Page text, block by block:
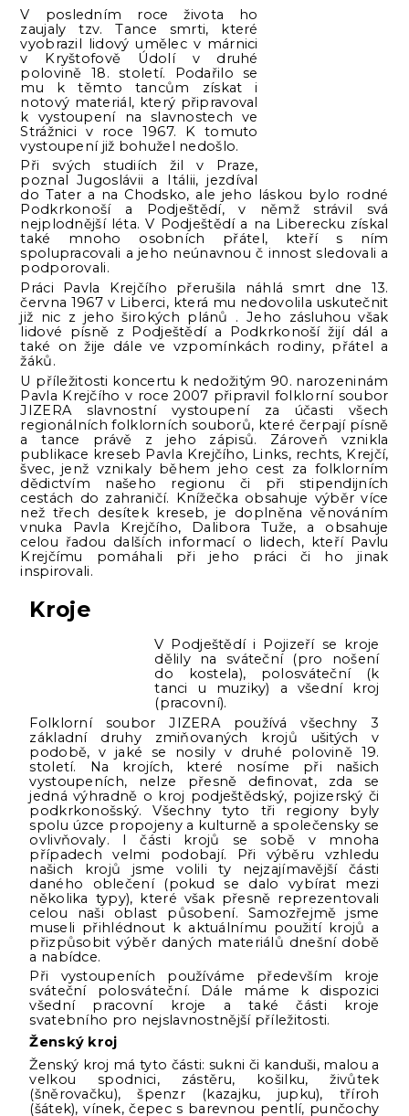
V posledním roce života ho
zaujaly tzv. Tance smrti, které
vyobrazil lidový umělec v márnici
v Kryštofově Údolí v druhé
polovině 18. století. Podařilo se
mu k těmto tancům získat i
notový materiál, který připravoval
k vystoupení na slavnostech ve
Strážnici v roce 1967. K tomuto
vystoupení již bohužel nedošlo.
Při svých studiích žil v Praze,
poznal Jugoslávii a Itálii, jezdíval
do Tater a na Chodsko, ale jeho láskou bylo rodné
Podkrkonoší a Podještědí, v němž strávil svá
nejplodnější léta. V Podještědí a na Liberecku získal
také mnoho osobních přátel, kteří s ním
spolupracovali a jeho neúnavnou č innost sledovali a
podporovali.
Práci Pavla Krejčího přerušila náhlá smrt dne 13.
června 1967 v Liberci, která mu nedovolila uskutečnit
již nic z jeho širokých plánů . Jeho zásluhou však
lidové písně z Podještědí a Podkrkonoší žijí dál a
také on žije dále ve vzpomínkách rodiny, přátel a
žáků.
U příležitosti koncertu k nedožitým 90. narozeninám
Pavla Krejčího v roce 2007 připravil folklorní soubor
JIZERA slavnostní vystoupení za účasti všech
regionálních folklorních souborů, které čerpají písně
a tance právě z jeho zápisů. Zároveň vznikla
publikace kreseb Pavla Krejčího, Links, rechts, Krejčí,
švec, jenž vznikaly během jeho cest za folklorním
dědictvím našeho regionu či při stipendijních
cestách do zahraničí. Knížečka obsahuje výběr více
než třech desítek kreseb, je doplněna věnováním
vnuka Pavla Krejčího, Dalibora Tuže, a obsahuje
celou řadou dalších informací o lidech, kteří Pavlu
Krejčímu pomáhali při jeho práci či ho jinak
inspirovali.
Kroje
V Podještědí i Pojizeří se kroje
dělily na sváteční (pro nošení
do kostela), polosváteční (k
tanci u muziky) a všední kroj
(pracovní).
Folklorní soubor JIZERA používá všechny 3
základní druhy zmiňovaných krojů ušitých v
podobě, v jaké se nosily v druhé polovině 19.
století. Na krojích, které nosíme při našich
vystoupeních, nelze přesně definovat, zda se
jedná výhradně o kroj podještědský, pojizerský či
podkrkonošský. Všechny tyto tři regiony byly
spolu úzce propojeny a kulturně a společensky se
ovlivňovaly. I části krojů se sobě v mnoha
případech velmi podobají. Při výběru vzhledu
našich krojů jsme volili ty nejzajímavější části
daného oblečení (pokud se dalo vybírat mezi
několika typy), které však přesně reprezentovali
celou naši oblast působení. Samozřejmě jsme
museli přihlédnout k aktuálnímu použití krojů a
přizpůsobit výběr daných materiálů dnešní době
a nabídce.
Při vystoupeních používáme především kroje
sváteční polosváteční. Dále máme k dispozici
všední pracovní kroje a také části kroje
svatebního pro nejslavnostnější příležitosti.
Ženský kroj
Ženský kroj má tyto části: sukni či kanduši, malou a
velkou spodnici, zástěru, košilku, živůtek
(šněrovačku), špenzr (kazajku, jupku), tříroh
(šátek), vínek, čepec s barevnou pentlí, punčochy